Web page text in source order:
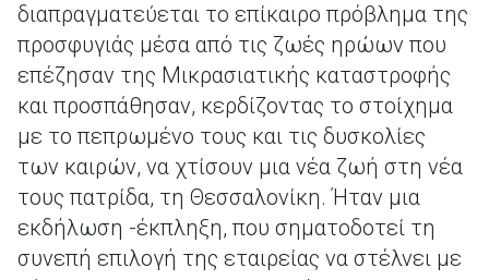
διαπραγματεύεται το επίκαιρο πρόβλημα της
προσφυγιάς μέσα από τις ζωές ηρώων που
επέζησαν της Μικρασιατικής καταστροφής
και προσπάθησαν, κερδίζοντας το στοίχημα
με το πεπρωμένο τους και τις δυσκολίες
των καιρών, να χτίσουν μια νέα ζωή στη νέα
τους πατρίδα, τη Θεσσαλονίκη. Ήταν μια
εκδήλωση -έκπληξη, που σηματοδοτεί τη
συνεπή επιλογή της εταιρείας να στέλνει με